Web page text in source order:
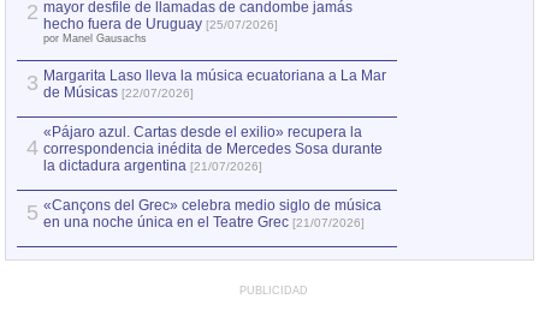
2 mayor desfile de llamadas de candombe jamás
hecho fuera de Uruguay [25/07/2026]
por Manel Gausachs
3 Margarita Laso lleva la música ecuatoriana a La Mar
de Músicas [22/07/2026]
4
«Pájaro azul. Cartas desde el exilio» recupera la
correspondencia inédita de Mercedes Sosa durante
la dictadura argentina [21/07/2026]
5 «Cançons del Grec» celebra medio siglo de música
en una noche única en el Teatre Grec [21/07/2026]
PUBLICIDAD